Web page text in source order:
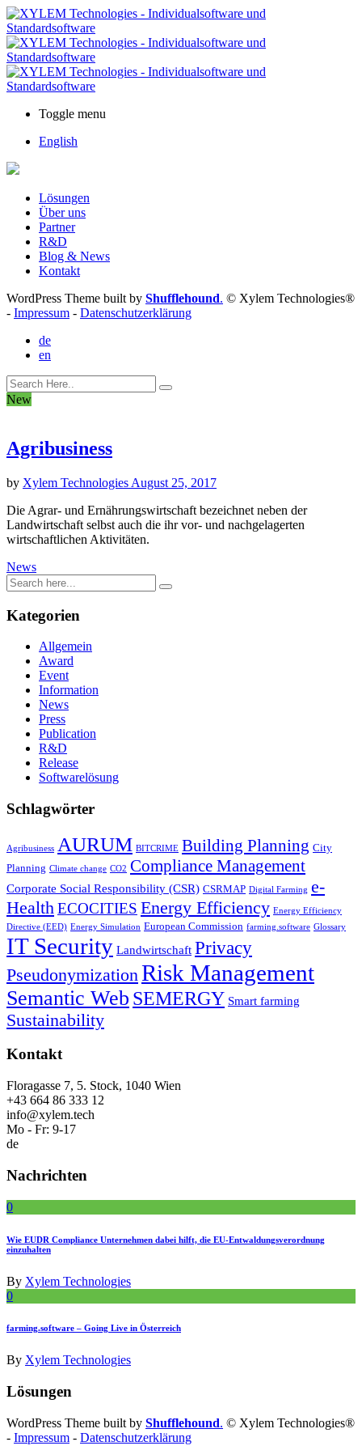
Toggle menu
English
Lösungen
Über uns
Partner
R&D
Blog & News
Kontakt
WordPress Theme built by Shufflehound. © Xylem Technologies®
- Impressum - Datenschutzerklärung
de
en
New
Agribusiness
by Xylem Technologies August 25, 2017
Die Agrar- und Ernährungswirtschaft bezeichnet neben der
Landwirtschaft selbst auch die ihr vor- und nachgelagerten
wirtschaftlichen Aktivitäten.
News
Kategorien
Allgemein
Award
Event
Information
News
Press
Publication
R&D
Release
Softwarelösung
Schlagwörter
Agribusiness AURUM BITCRIME Building Planning City
Planning Climate change CO2 Compliance Management
Corporate Social Responsibility (CSR) CSRMAP Digital Farming e-
Health ECOCITIES Energy Efficiency Energy Efficiency
Directive (EED) Energy Simulation European Commission farming.software Glossary
IT Security Landwirtschaft Privacy
Pseudonymization Risk Management
Semantic Web SEMERGY Smart farming
Sustainability
Kontakt
Floragasse 7, 5. Stock, 1040 Wien
+43 664 86 333 12
info@xylem.tech
Mo - Fr: 9-17
de
Nachrichten
0
Wie EUDR Compliance Unternehmen dabei hilft, die EU-Entwaldungsverordnung
einzuhalten
By Xylem Technologies
0
farming.software – Going Live in Österreich
By Xylem Technologies
Lösungen
WordPress Theme built by Shufflehound. © Xylem Technologies®
- Impressum - Datenschutzerklärung